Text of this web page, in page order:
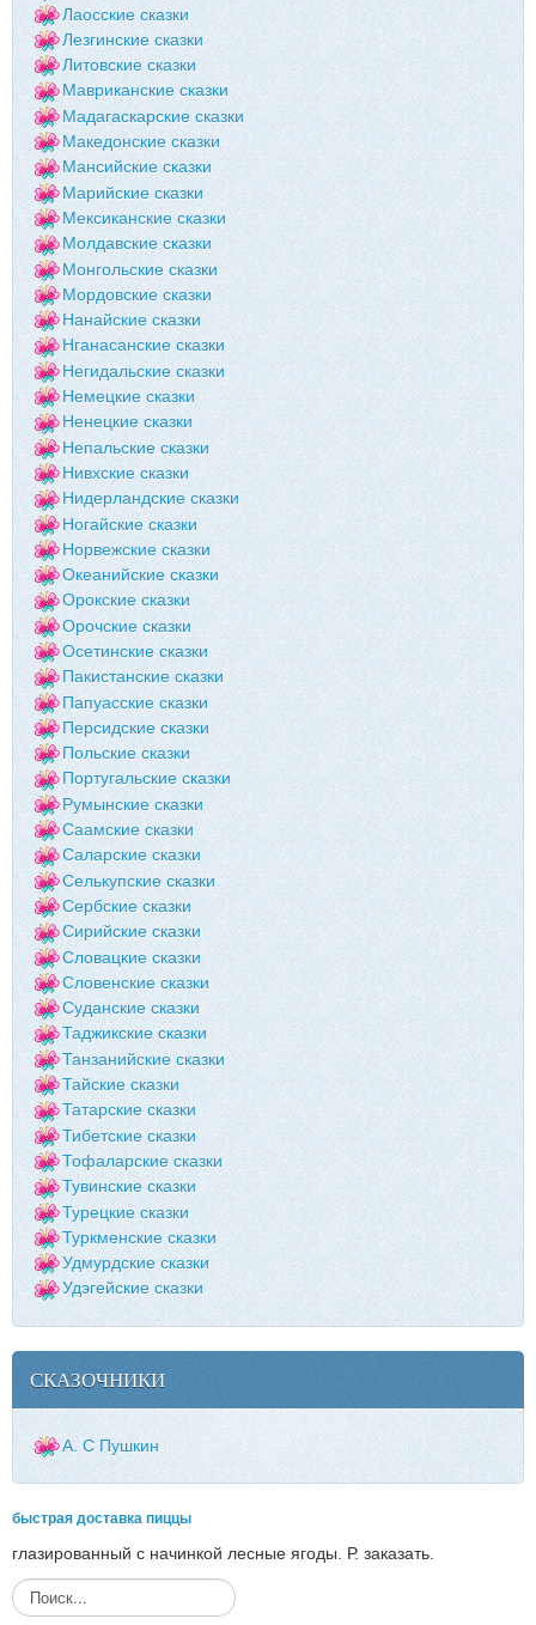
Лаосские сказки
Лезгинские сказки
Литовские сказки
Мавриканские сказки
Мадагаскарские сказки
Македонские сказки
Мансийские сказки
Марийские сказки
Мексиканские сказки
Молдавские сказки
Монгольские сказки
Мордовские сказки
Нанайские сказки
Нганасанские сказки
Негидальские сказки
Немецкие сказки
Ненецкие сказки
Непальские сказки
Нивхские сказки
Нидерландские сказки
Ногайские сказки
Норвежские сказки
Океанийские сказки
Орокские сказки
Орочские сказки
Осетинские сказки
Пакистанские сказки
Папуасские сказки
Персидские сказки
Польские сказки
Португальские сказки
Румынские сказки
Саамские сказки
Саларские сказки
Селькупские сказки
Сербские сказки
Сирийские сказки
Словацкие сказки
Словенские сказки
Суданские сказки
Таджикские сказки
Танзанийские сказки
Тайские сказки
Татарские сказки
Тибетские сказки
Тофаларские сказки
Тувинские сказки
Турецкие сказки
Туркменские сказки
Удмурдские сказки
Удэгейские сказки
СКАЗОЧНИКИ
А. С Пушкин
быстрая доставка пиццы
глазированный с начинкой лесные ягоды. Р. заказать.
И
с